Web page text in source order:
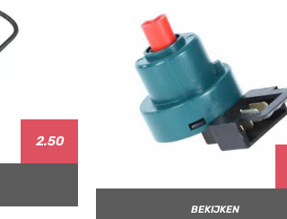
2.50
BEKIJKEN